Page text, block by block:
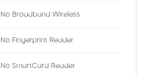
No Broadband Wireless
No Fingerprint Reader
No SmartCard Reader